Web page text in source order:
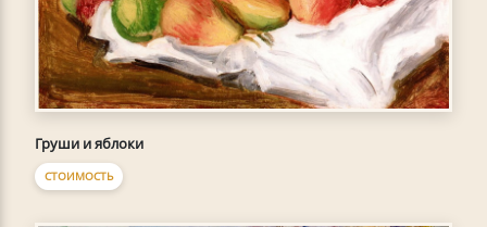
Груши и яблоки
СТОИМОСТЬ